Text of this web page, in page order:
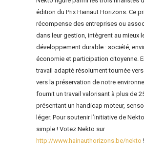
édition du Prix Hainaut Horizons. Ce
récompense des entreprises ou
dans leur gestion, intègrent au mieux
développement durable : société,
économie et participation citoyenne.
travail adapté résolument tournée vers
vers la préservation de notre
fournit un travail valorisant à plus de
présentant un handicap moteur,
léger. Pour soutenir l’initiative de
simple ! Votez Nekto sur
http://www.hainauthorizons.be/nekto !